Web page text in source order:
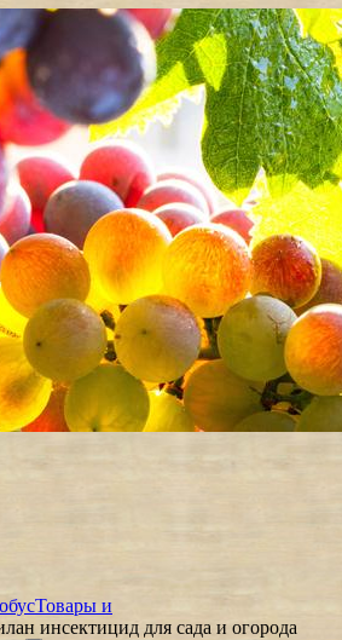
Товары и
инсектицид для сада и огорода